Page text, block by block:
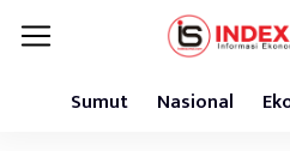
Sumut Nasional